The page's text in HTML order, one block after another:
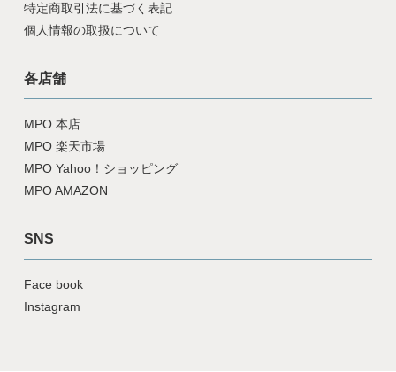
特定商取引法に基づく表記
個人情報の取扱について
各店舗
MPO 本店
MPO 楽天市場
MPO Yahoo！ショッピング
MPO AMAZON
SNS
Face book
Instagram